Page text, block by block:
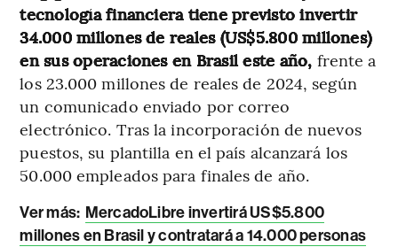
tecnología financiera tiene previsto invertir
34.000 millones de reales (US$5.800 millones)
en sus operaciones en Brasil este año, frente a
los 23.000 millones de reales de 2024, según
un comunicado enviado por correo
electrónico. Tras la incorporación de nuevos
puestos, su plantilla en el país alcanzará los
50.000 empleados para finales de año.
Ver más: MercadoLibre invertirá US$5.800
millones en Brasil y contratará a 14.000 personas